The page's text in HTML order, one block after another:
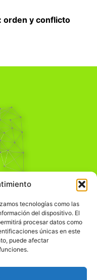
tecnologías como las
del dispositivo. El
procesar datos como
únicas en este
puede afectar
orden y conflicto
transformarlo.